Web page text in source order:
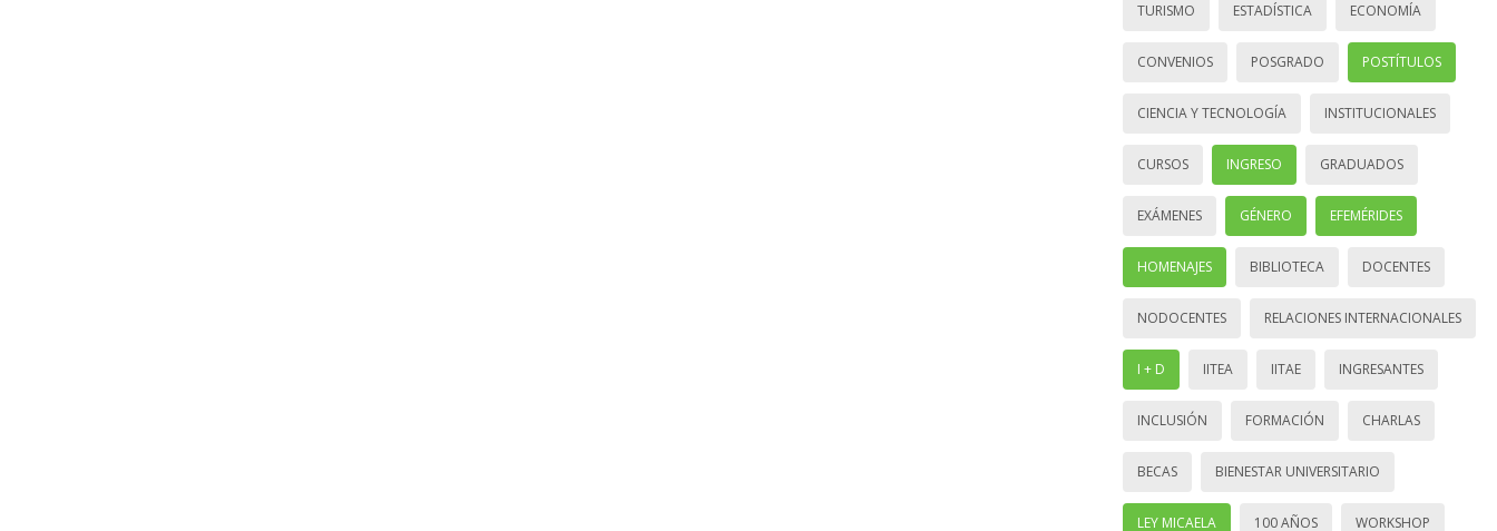
TURISMO ESTADÍSTICA ECONOMÍA
CONVENIOS POSGRADO POSTÍTULOS
CIENCIA Y TECNOLOGÍA INSTITUCIONALES
CURSOS INGRESO GRADUADOS
EXÁMENES GÉNERO EFEMÉRIDES
HOMENAJES BIBLIOTECA DOCENTES
NODOCENTES RELACIONES INTERNACIONALES
I + D IITEA IITAE INGRESANTES
INCLUSIÓN FORMACIÓN CHARLAS
BECAS BIENESTAR UNIVERSITARIO
LEY MICAELA 100 AÑOS WORKSHOP